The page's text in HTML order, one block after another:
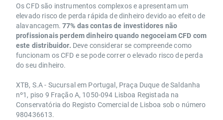
Os CFD são instrumentos complexos e apresentam um
elevado risco de perda rápida de dinheiro devido ao efeito de
alavancagem. 77% das contas de investidores não
profissionais perdem dinheiro quando negoceiam CFD com
este distribuidor. Deve considerar se compreende como
funcionam os CFD e se pode correr o elevado risco de perda
do seu dinheiro.
XTB, S.A - Sucursal em Portugal, Praça Duque de Saldanha
nº1, piso 9 Fração A, 1050-094 Lisboa Registada na
Conservatória do Registo Comercial de Lisboa sob o número
980436613.